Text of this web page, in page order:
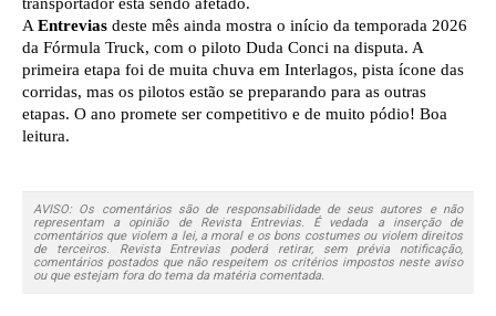
A Entrevias deste mês ainda mostra o início da temporada 2026
da Fórmula Truck, com o piloto Duda Conci na disputa. A
primeira etapa foi de muita chuva em Interlagos, pista ícone das
corridas, mas os pilotos estão se preparando para as outras
etapas. O ano promete ser competitivo e de muito pódio! Boa
leitura.
AVISO: Os comentários são de responsabilidade de seus autores e não
representam a opinião de Revista Entrevias. É vedada a inserção de
comentários que violem a lei, a moral e os bons costumes ou violem direitos
de terceiros. Revista Entrevias poderá retirar, sem prévia notificação,
comentários postados que não respeitem os critérios impostos neste aviso
ou que estejam fora do tema da matéria comentada.